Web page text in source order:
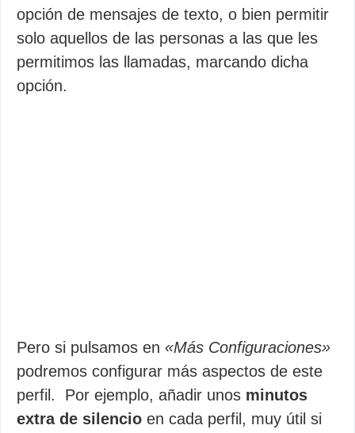
opción de mensajes de texto, o bien permitir
solo aquellos de las personas a las que les
permitimos las llamadas, marcando dicha
opción.
Pero si pulsamos en «Más Configuraciones»
podremos configurar más aspectos de este
perfil. Por ejemplo, añadir unos minutos
extra de silencio en cada perfil, muy útil si